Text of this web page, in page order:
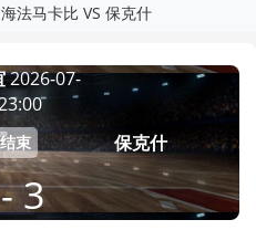
海法马卡比 VS 保克什
2026-07-
束
3
保克什